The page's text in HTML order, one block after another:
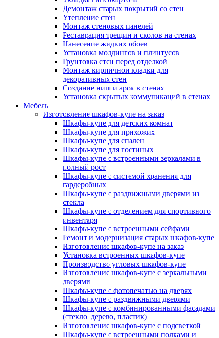
Демонтаж старых покрытий со стен
Утепление стен
Монтаж стеновых панелей
Реставрация трещин и сколов на стенах
Нанесение жидких обоев
Установка молдингов и плинтусов
Грунтовка стен перед отделкой
Монтаж кирпичной кладки для
декоративных стен
Создание ниш и арок в стенах
Установка скрытых коммуникаций в стенах
Мебель
Изготовление шкафов-купе на заказ
Шкафы-купе для детских комнат
Шкафы-купе для прихожих
Шкафы-купе для спален
Шкафы-купе для гостиных
Шкафы-купе с встроенными зеркалами в
полный рост
Шкафы-купе с системой хранения для
гардеробных
Шкафы-купе с раздвижными дверями из
стекла
Шкафы-купе с отделением для спортивного
инвентаря
Шкафы-купе с встроенными сейфами
Ремонт и модернизация старых шкафов-купе
Изготовление шкафов-купе на заказ
Установка встроенных шкафов-купе
Производство угловых шкафов-купе
Изготовление шкафов-купе с зеркальными
дверями
Шкафы-купе с фотопечатью на дверях
Шкафы-купе с раздвижными дверями
Шкафы-купе с комбинированными фасадами
(стекло, дерево, пластик)
Изготовление шкафов-купе с подсветкой
Шкафы-купе с встроенными полками и